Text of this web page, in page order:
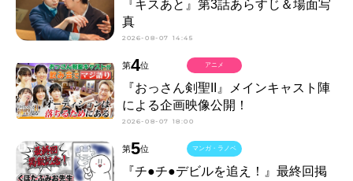
『キスあと』第3話あらすじ＆場面写
真
2026-08-07 14:45
第4位
『おっさん剣聖II』メインキャスト陣
による企画映像公開！
2026-08-07 18:00
アニメ
第5位
『チ●チ●デビルを追え！』最終回掲
マンガ・ラノベ